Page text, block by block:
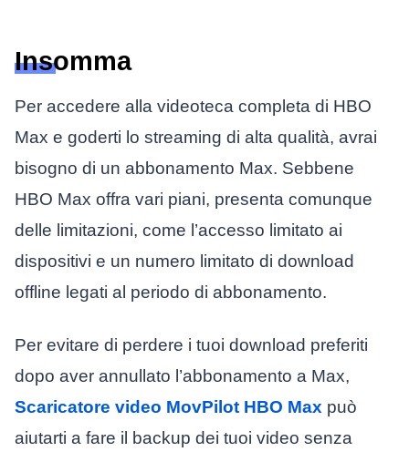
Insomma
Per accedere alla videoteca completa di HBO
Max e goderti lo streaming di alta qualità, avrai
bisogno di un abbonamento Max. Sebbene
HBO Max offra vari piani, presenta comunque
delle limitazioni, come l’accesso limitato ai
dispositivi e un numero limitato di download
offline legati al periodo di abbonamento.
Per evitare di perdere i tuoi download preferiti
dopo aver annullato l’abbonamento a Max,
Scaricatore video MovPilot HBO Max può
aiutarti a fare il backup dei tuoi video senza